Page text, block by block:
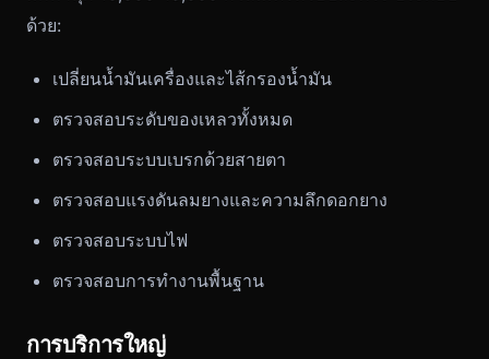
ด้วย:
เปลี่ยนน้ำมันเครื่องและไส้กรองน้ำมัน
ตรวจสอบระดับของเหลวทั้งหมด
ตรวจสอบระบบเบรกด้วยสายตา
ตรวจสอบแรงดันลมยางและความลึกดอกยาง
ตรวจสอบระบบไฟ
ตรวจสอบการทำงานพื้นฐาน
การบริการใหญ่